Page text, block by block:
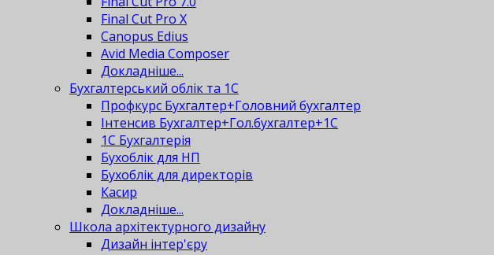
Final Cut Pro X
Canopus Edius
Avid Media Composer
Докладніше...
Бухгалтерський облік та 1С
Профкурс Бухгалтер+Головний бухгалтер
Інтенсив Бухгалтер+Гол.бухгалтер+1С
1С Бухгалтерія
Бухоблік для НП
Бухоблік для директорів
Касир
Докладніше...
Школа архітектурного дизайну
Дизайн інтер'єру